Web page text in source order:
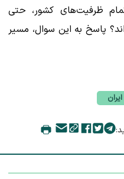
ظرفیت‌های کشور، حتی
پاسخ به این سوال، مسیر